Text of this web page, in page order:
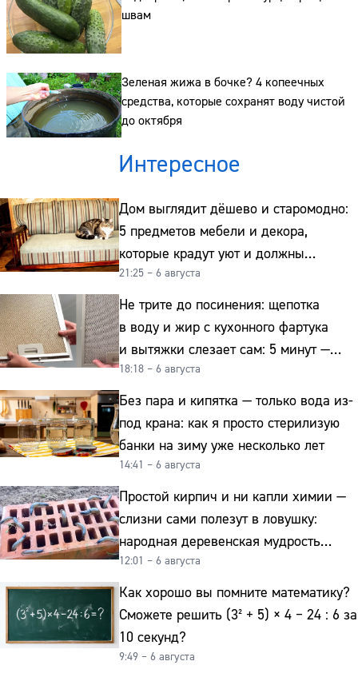
швам
Зеленая жижа в бочке? 4 копеечных
средства, которые сохранят воду чистой
до октября
Интересное
Дом выглядит дёшево и старомодно:
5 предметов мебели и декора,
которые крадут уют и должны
отправиться на свалку прямо сейчас
21:25 – 6 августа
Не трите до посинения: щепотка
в воду и жир с кухонного фартука
и вытяжки слезает сам: 5 минут —
и сверкает как новая
18:18 – 6 августа
Без пара и кипятка — только вода из-
под крана: как я просто стерилизую
банки на зиму уже несколько лет
14:41 – 6 августа
Простой кирпич и ни капли химии —
слизни сами полезут в ловушку:
народная деревенская мудрость
реально работает
12:01 – 6 августа
Как хорошо вы помните математику?
Сможете решить (3² + 5) × 4 − 24 : 6 за
10 секунд?
9:49 – 6 августа
Адрес: